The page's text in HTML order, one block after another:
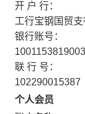
开 户 行：
工行宝钢国贸支
银行账号：
联 行 号：
102290015387
个人会员